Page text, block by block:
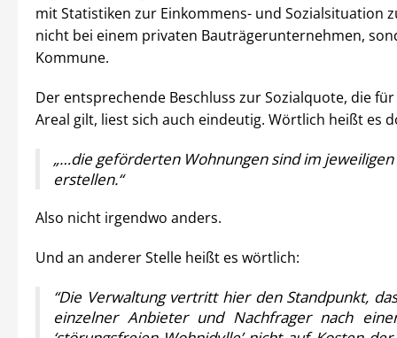
mit Statistiken zur Einkommens- und Sozialsituation
nicht bei einem privaten Bauträgerunternehmen,
Kommune.
Der entsprechende Beschluss zur Sozialquote, die für
Areal gilt, liest sich auch eindeutig. Wörtlich heißt es
„…die geförderten Wohnungen sind im jeweiligen
erstellen.“
Also nicht irgendwo anders.
Und an anderer Stelle heißt es wörtlich:
“Die Verwaltung vertritt hier den Standpunkt,
einzelner Anbieter und Nachfrager nach